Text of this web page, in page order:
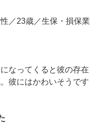
／23歳／生保・損保業
なってくると彼の存在
彼にはかわいそうです